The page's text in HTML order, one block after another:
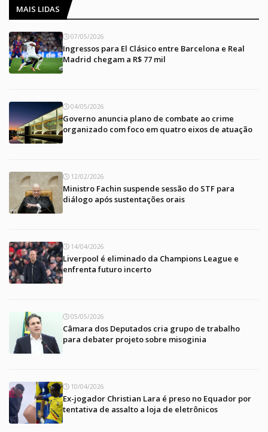
MAIS LIDAS
07/05/2026
Ingressos para El Clásico entre Barcelona e Real
Madrid chegam a R$ 77 mil
04/05/2026
Governo anuncia plano de combate ao crime
organizado com foco em quatro eixos de atuação
12/02/2026
Ministro Fachin suspende sessão do STF para
diálogo após sustentações orais
14/04/2026
Liverpool é eliminado da Champions League e
enfrenta futuro incerto
05/05/2026
Câmara dos Deputados cria grupo de trabalho
para debater projeto sobre misoginia
10/04/2026
Ex-jogador Christian Lara é preso no Equador por
tentativa de assalto a loja de eletrônicos